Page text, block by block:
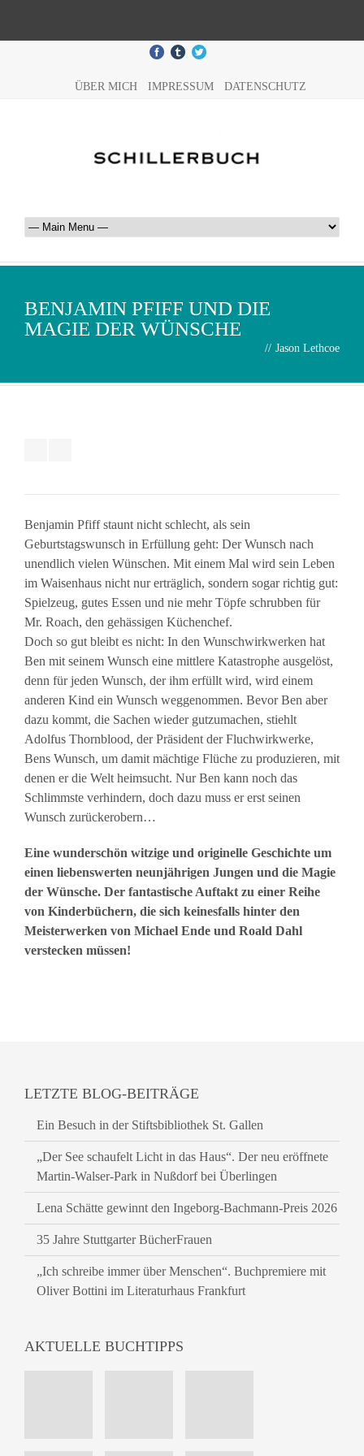
ÜBER MICH IMPRESSUM DATENSCHUTZ
BENJAMIN PFIFF UND DIE
MAGIE DER WÜNSCHE
// Jason Lethcoe
Benjamin Pfiff staunt nicht schlecht, als sein
Geburtstagswunsch in Erfüllung geht: Der Wunsch nach
unendlich vielen Wünschen. Mit einem Mal wird sein Leben
im Waisenhaus nicht nur erträglich, sondern sogar richtig gut:
Spielzeug, gutes Essen und nie mehr Töpfe schrubben für
Mr. Roach, den gehässigen Küchenchef.
Doch so gut bleibt es nicht: In den Wunschwirkwerken hat
Ben mit seinem Wunsch eine mittlere Katastrophe ausgelöst,
denn für jeden Wunsch, der ihm erfüllt wird, wird einem
anderen Kind ein Wunsch weggenommen. Bevor Ben aber
dazu kommt, die Sachen wieder gutzumachen, stiehlt
Adolfus Thornblood, der Präsident der Fluchwirkwerke,
Bens Wunsch, um damit mächtige Flüche zu produzieren, mit
denen er die Welt heimsucht. Nur Ben kann noch das
Schlimmste verhindern, doch dazu muss er erst seinen
Wunsch zurückerobern…
Eine wunderschön witzige und originelle Geschichte um
einen liebenswerten neunjährigen Jungen und die Magie
der Wünsche. Der fantastische Auftakt zu einer Reihe
von Kinderbüchern, die sich keinesfalls hinter den
Meisterwerken von Michael Ende und Roald Dahl
verstecken müssen!
LETZTE BLOG-BEITRÄGE
Ein Besuch in der Stiftsbibliothek St. Gallen
„Der See schaufelt Licht in das Haus“. Der neu eröffnete
Martin-Walser-Park in Nußdorf bei Überlingen
Lena Schätte gewinnt den Ingeborg-Bachmann-Preis 2026
35 Jahre Stuttgarter BücherFrauen
„Ich schreibe immer über Menschen“. Buchpremiere mit
Oliver Bottini im Literaturhaus Frankfurt
AKTUELLE BUCHTIPPS